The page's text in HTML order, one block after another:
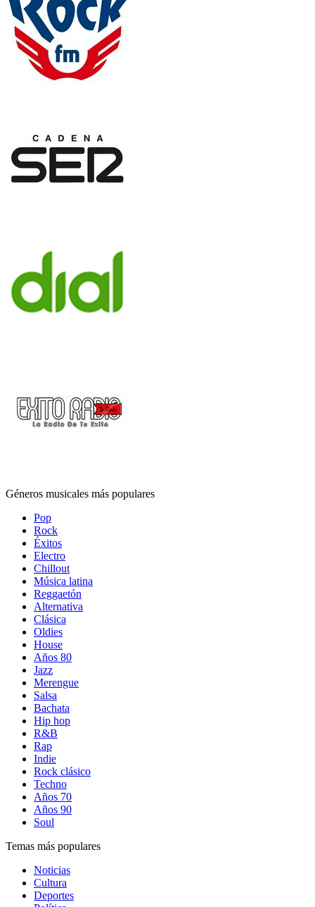
Géneros musicales más populares
Pop
Rock
Éxitos
Electro
Chillout
Música latina
Reggaetón
Alternativa
Clásica
Oldies
House
Años 80
Jazz
Merengue
Salsa
Bachata
Hip hop
R&B
Rap
Indie
Rock clásico
Techno
Años 70
Años 90
Soul
Temas más populares
Noticias
Cultura
Deportes